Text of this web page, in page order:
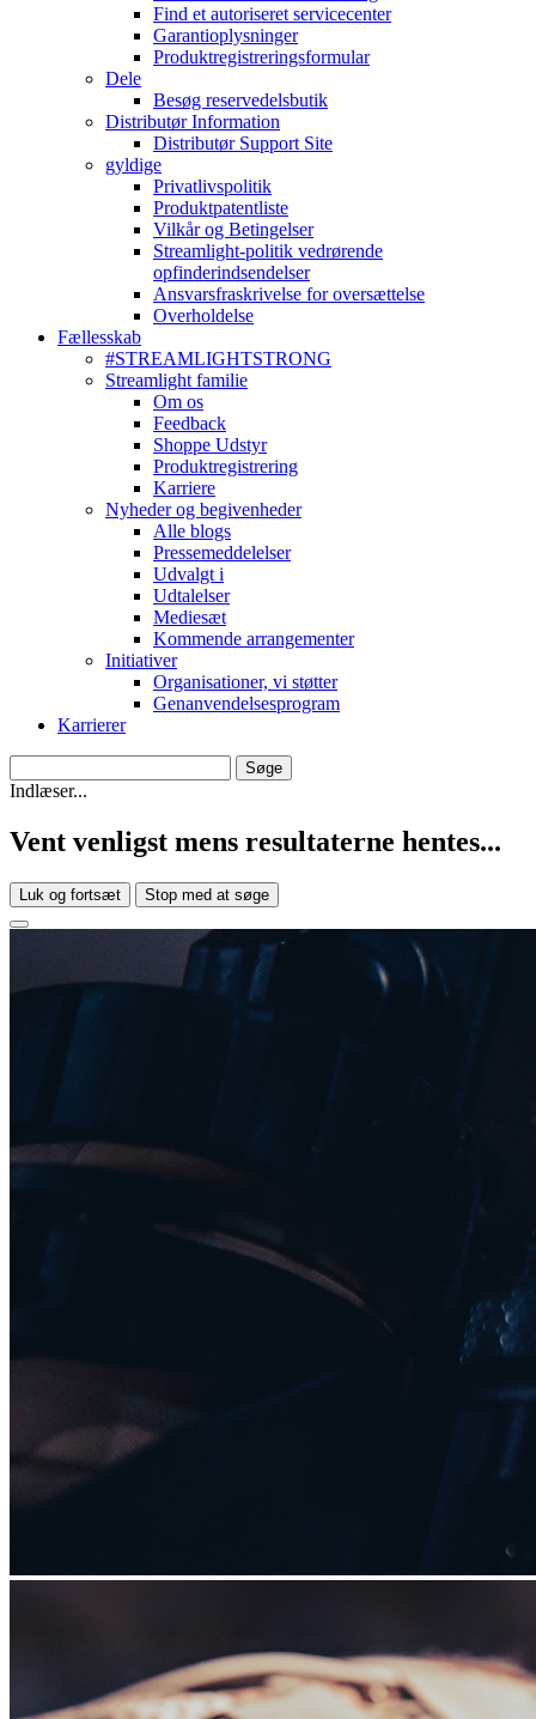
Find et autoriseret servicecenter
Garantioplysninger
Produktregistreringsformular
Dele
Besøg reservedelsbutik
Distributør Information
Distributør Support Site
gyldige
Privatlivspolitik
Produktpatentliste
Vilkår og Betingelser
Streamlight-politik vedrørende
opfinderindsendelser
Ansvarsfraskrivelse for oversættelse
Overholdelse
Fællesskab
#STREAMLIGHTSTRONG
Streamlight familie
Om os
Feedback
Shoppe Udstyr
Produktregistrering
Karriere
Nyheder og begivenheder
Alle blogs
Pressemeddelelser
Udvalgt i
Udtalelser
Mediesæt
Kommende arrangementer
Initiativer
Organisationer, vi støtter
Genanvendelsesprogram
Karrierer
Indlæser...
Vent venligst mens resultaterne hentes...
Luk og fortsæt Stop med at søge